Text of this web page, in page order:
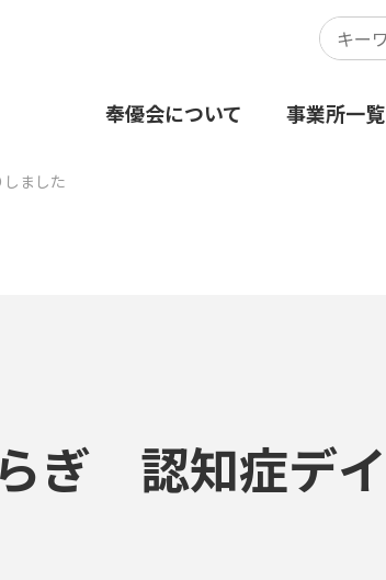
奉優会について 事業所一覧
しました
ぎ 認知症デイ